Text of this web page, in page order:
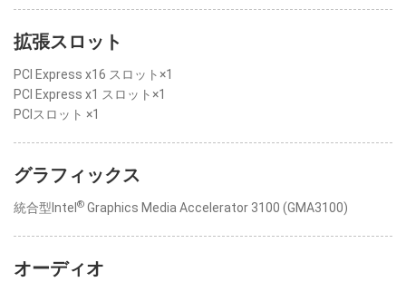
拡張スロット
PCI Express x16 スロット×1
PCI Express x1 スロット×1
PCIスロット ×1
グラフィックス
統合型Intel ® Graphics Media Accelerator 3100 (GMA3100)
オーディオ